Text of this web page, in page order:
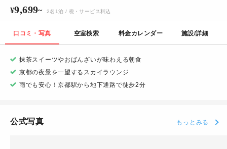
¥9,699~ 2名 1泊 / 税・サービス料込
口コミ・写真 空室検索 料金カレンダー 施設/詳細
抹茶スイーツやおばんざいが味わえる朝食
京都の夜景を一望するスカイラウンジ
雨でも安心！京都駅から地下通路で徒歩2分
公式写真 もっとみる